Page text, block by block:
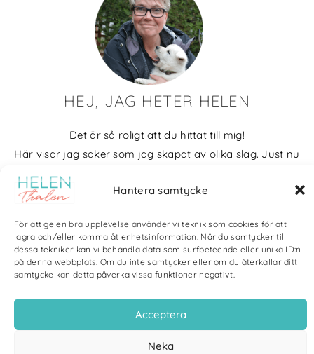
Hantera samtycke
För att ge en bra upplevelse använder vi teknik som cookies för att
lagra och/eller komma åt enhetsinformation. När du samtycker till
dessa tekniker kan vi behandla data som surfbeteende eller unika ID:n
på denna webbplats. Om du inte samtycker eller om du återkallar ditt
samtycke kan detta påverka vissa funktioner negativt.
Acceptera
Neka
HEJ, JAG HETER HELEN
Det är så roligt att du hittat till mig!
Här visar jag saker som jag skapat av olika slag. Just nu
blir det mycket fotografier och många bilder visar min
kärlek till naturen och min vackra hund. Men också lite
Bloggarkiv
Copyright Helen Thalen 2026 – All rights reserved. |Integritetspolicy|
| Produktion och sponsor: CoreIT, Örnsköldsvik